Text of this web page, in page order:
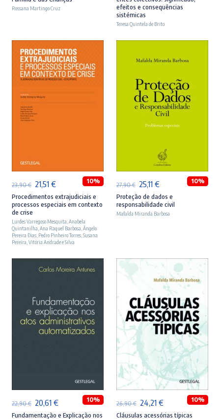
originalatual
Rossana Martingo Cruz
original
era:
atual
efeitos e consequências
sistémicas
Teresa Quintela de Brito
23,90€ O
preço
original
era:
23,90 €.
21,51 €O
preço
atual
é:
21,51 €.
10%
Procedimentos extrajudiciais e
processos especiais em contexto
de crise
Lurdes Varregoso Mesquita Anabela
Quintanilha Ana Raquel Barbosa Ângelo
Pereira Dias Pedro Pinheiro Torres Susana
Pereira Vitória Andrade e Silva
ADICIONAR
27,90€ O
preço
original
25,11 €O
preço
atual
10%
Proteção de dados e
responsabilidade civil
Mafalda Miranda Barbosa
22,90€ O
preço
20,61 €O
preço
10%
Fundamentação e Explicação nos
ADICIONAR
26,90€ O
preço
24,21 €O
preço
10%
Cláusulas acessórias típicas